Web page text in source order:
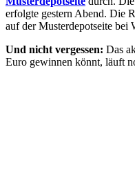
erfolgte gestern Abend. Die
auf der Musterdepotseite bei
Und nicht vergessen: Das
Euro gewinnen könnt, läuft